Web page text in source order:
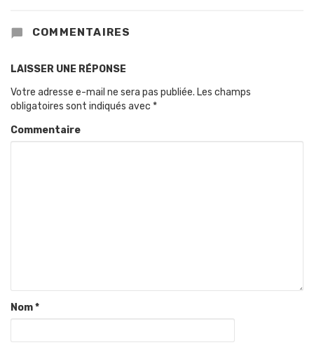
COMMENTAIRES
LAISSER UNE RÉPONSE
Votre adresse e-mail ne sera pas publiée. Les champs
obligatoires sont indiqués avec *
Commentaire
Nom*